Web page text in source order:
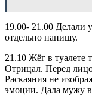
19.00- 21.00 Делали
отдельно напишу.
21.10 Жёг в туалете
Отрицал. Перед
Раскаяния не
эмоции. Дала мужу